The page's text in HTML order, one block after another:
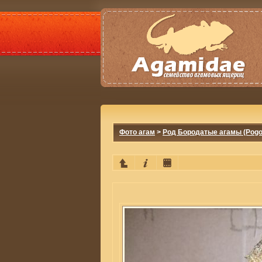
Фото агам > Род Бородатые агамы